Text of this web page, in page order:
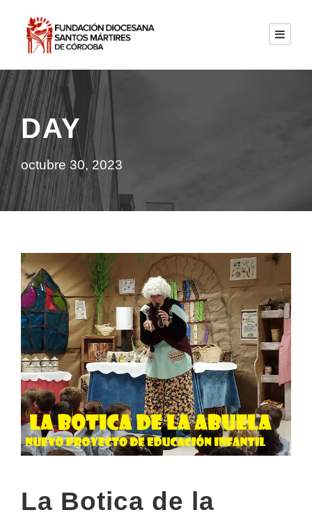
DAY
octubre 30, 2023
La Botica de la